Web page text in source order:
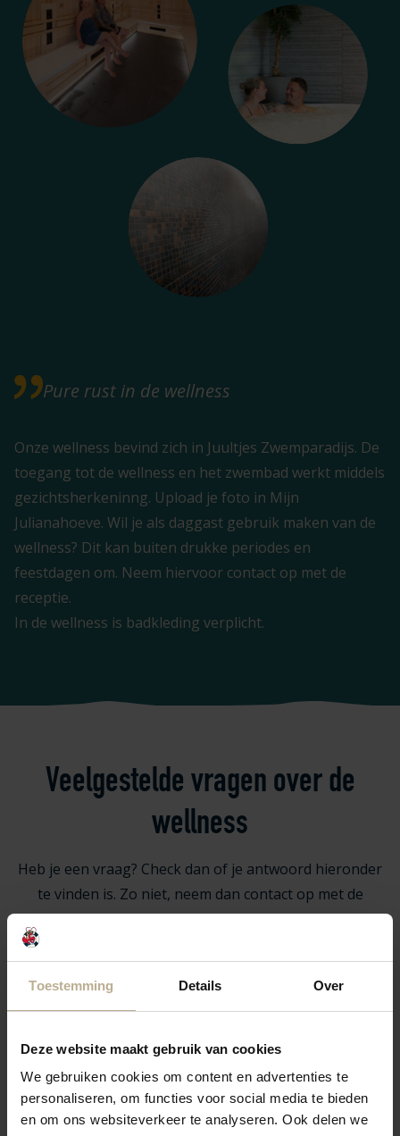
Toestemming Details Over
Deze website maakt gebruik van cookies
We gebruiken cookies om content en advertenties te
personaliseren, om functies voor social media te bieden
en om ons websiteverkeer te analyseren. Ook delen we
Pure rust in de wellness
Onze wellness bevind zich in Juultjes Zwemparadijs. De
toegang tot de wellness en het zwembad werkt middels
gezichtsherkeninng. Upload je foto in Mijn
Julianahoeve. Wil je als daggast gebruik maken van de
wellness? Dit kan buiten drukke periodes en
feestdagen om. Neem hiervoor contact op met de
receptie.
In de wellness is badkleding verplicht.
Veelgestelde vragen over de
wellness
Heb je een vraag? Check dan of je antwoord hieronder
te vinden is. Zo niet, neem dan contact op met de
receptie.
Ik ben al uitgecheckt, kan ik nog gebruik maken van
de faciliteiten op de camping?